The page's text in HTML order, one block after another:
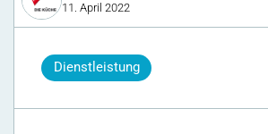
11. April 2022
Dienstleistung